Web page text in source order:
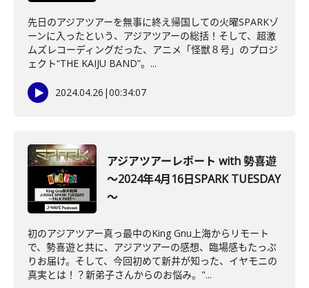
先日のアジアツアーを無事に終え帰国しての火曜SPARKゾ
ーンに入ったという、アジアツアーの総括！そして、超激
ムズレコーディングだった、アニメ「怪獣８号」のプロジ
ェクト“THE KAIJU BAND”。...
2024.04.26 |00:34:07
アジアツアーレポート with 勢喜遊
～2024年4月16日SPARK TUESDAY
～
初のアジアツアー真っ最中のKing Gnu上海からリモート
で、勢喜遊と共に、アジアツアーの感想、臨場感もたっぷ
りお届け。そして、今回初めて新井が知った、イヤモニの
真実とは！？新弟子さんからのお悩み。"...